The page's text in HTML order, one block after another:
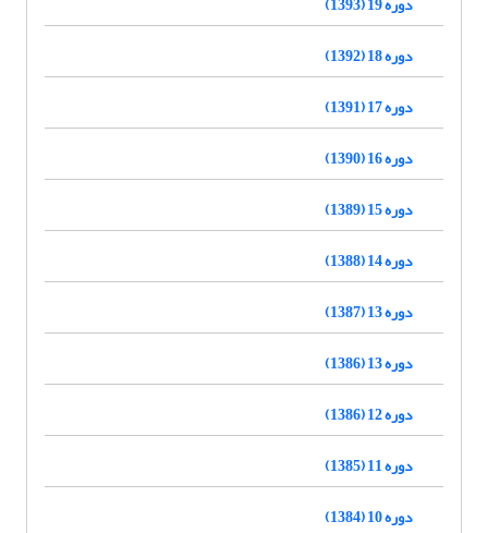
دوره 18 (1392)
دوره 17 (1391)
دوره 16 (1390)
دوره 15 (1389)
دوره 14 (1388)
دوره 13 (1387)
دوره 13 (1386)
دوره 12 (1386)
دوره 11 (1385)
دوره 10 (1384)